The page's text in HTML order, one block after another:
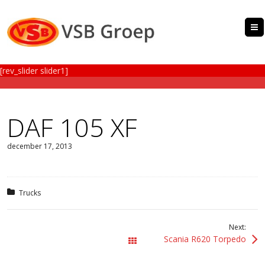
[rev_slider slider1]
DAF 105 XF
december 17, 2013
Posted in:
Trucks
All Works
Next:
Scania R620 Torpedo